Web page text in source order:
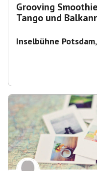
Grooving
Tango und
Inselbühne Potsdam,